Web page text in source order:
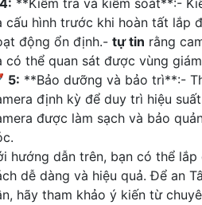
4: **Kiểm tra và kiểm soát**:-
cấu hình trước khi hoàn tất lắp
động ổn định.- tự tin rằng
có thể quan sát được vùng
5: **Bảo dưỡng và bảo trì**:-
định kỳ để duy trì hiệu
được làm sạch và bảo
hướng dẫn trên, bạn có thể
dễ dàng và hiệu quả. Để an
hãy tham khảo ý kiến từ